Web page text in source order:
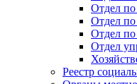
Отдел
Отдел по
Отдел по
Отдел
Реестр